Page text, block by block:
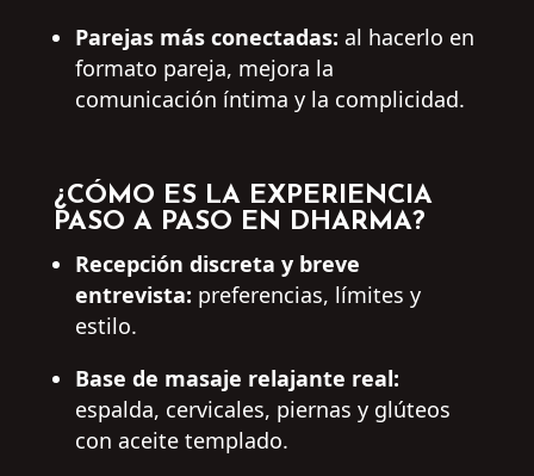
Parejas más conectadas: al hacerlo en
formato pareja, mejora la
comunicación íntima y la complicidad.
¿CÓMO ES LA EXPERIENCIA
PASO A PASO EN DHARMA?
Recepción discreta y breve
entrevista: preferencias, límites y
estilo.
Base de masaje relajante real:
espalda, cervicales, piernas y glúteos
con aceite templado.